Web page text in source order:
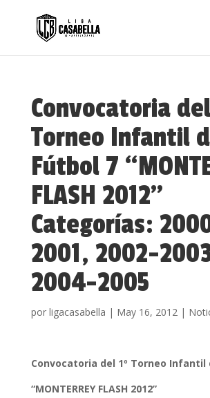
Convocatoria
Torneo Infantil
Fútbol 7
FLASH 2012”
Categorías:
2001, 2002-
2004-2005
por ligacasabella | May 16, 2012|
Convocatoria del 1º Torneo Infantil
“MONTERREY FLASH 2012”